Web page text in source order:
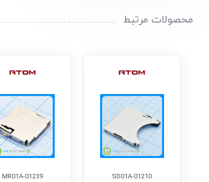
محصولات مرتبط
SD01A-01210
MR01A-01239